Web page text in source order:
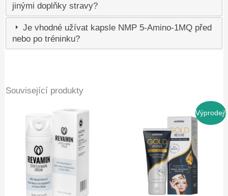
jinými doplňky stravy?
Je vhodné užívat kapsle NMP 5-Amino-1MQ před
nebo po tréninku?
Související produkty
Výprodej!